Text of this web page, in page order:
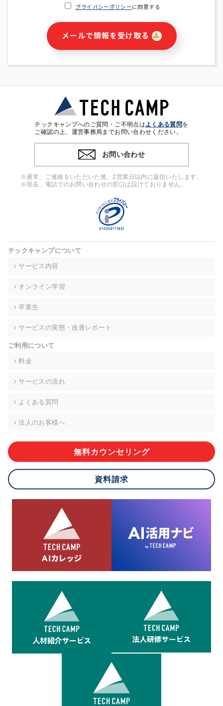
・ご請求された資料の送付のため
・本サービス及び本サービスに関連する情報(当社及び第三者の
サービス又は商品等の広告配信・宣伝を含みますが、それらに
・個人(法人の場合は担当者)を識別できない形式に加工した統
計情報の作成および利用
※上記の利用目的に基づいた本人への連絡及び配信について
4. 個人情報の第三者提供
ンをとるために、氏名等の一部の情報をサービス内で使用する
チャットツールで発信することにより、本サービスの他の利用
者等に提供することがあります。
当社は事業運営上、前項利用目的の範囲に限って個人情報を外
高い委託先を選定し、個人情報の適正管理・機密保持について
個人情報の開示等(利用目的の通知、開示、内容の訂正・追加・
て、下記の当社問合わせ窓口に申し出ることができます。その
的な期間内に対応いたします。ただし、申請が本人確認が不可
により、ご希望に添えない場合があります。 なお、アクセスロ
グなどの個人情報以外の情報については、原則として開示等は
株式会社div 個人情報問合せ窓口
メールアドレス:privacy_policy@di-v.co.jp
ご本人様が当社に個人情報を提供されるかどうかは任意による
応ができない場合があります。
8.cookieにより取得・分析した情報とその利用について
当社は第三者が運営するデータ・マネジメント・プラットフォ
ームからcookieにより収集されたウェブの閲覧機歴及びその分
析結果を取得し、これをお客様の個人データと結びつけた上
で、広告配信等の目的で利用いたします。
プライバシーポリシーに同意する
メールで情報を受け取る
テックキャンプへのご質問・ご不明点はよくある質問を
ご確認の上、運営事務局までお問い合わせください。
お問い合わせ
※通常、ご連絡をいただいた後、2営業日以内に返信いたします。
※現在、電話でのお問い合わせの窓口は設けておりません。
テックキャンプについて
サービス内容
オンライン学習
卒業生
サービスの実態・改善レポート
ご利用について
料金
サービスの流れ
よくある質問
法人のお客様へ
無料カウンセリング
資料請求